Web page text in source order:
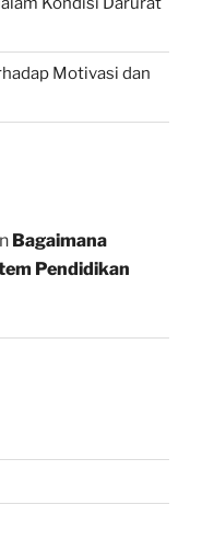
Motivasi dan
Bagaimana
Pendidikan